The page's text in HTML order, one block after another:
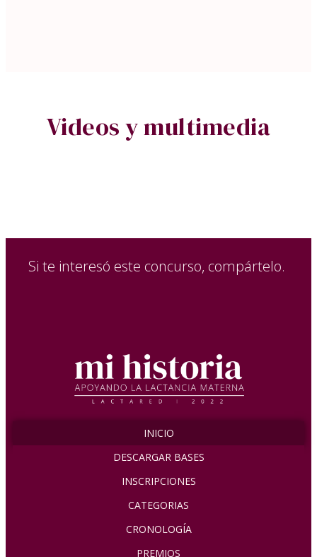
Videos y multimedia
Si te interesó este concurso, compártelo. ​
INICIO
DESCARGAR BASES
INSCRIPCIONES
CATEGORIAS
CRONOLOGÍA
PREMIOS